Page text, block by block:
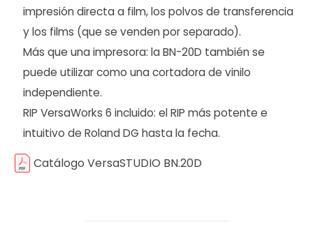
impresión directa a film, los polvos de transferencia
y los films (que se venden por separado).
Más que una impresora: la BN-20D también se
puede utilizar como una cortadora de vinilo
independiente.
RIP VersaWorks 6 incluido: el RIP más potente e
intuitivo de Roland DG hasta la fecha.
Catálogo VersaSTUDIO BN.20D